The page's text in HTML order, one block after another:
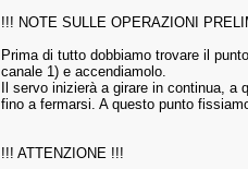
!!! NOTE SULLE OPERAZIONI
Prima di tutto dobbiamo trovare il
canale 1) e accendiamolo.
Il servo inizierà a girare in continua,
fino a fermarsi. A questo punto
!!! ATTENZIONE !!!